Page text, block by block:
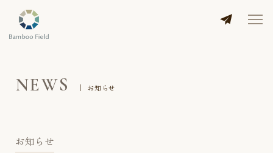
NEWS お知らせ
お知らせ